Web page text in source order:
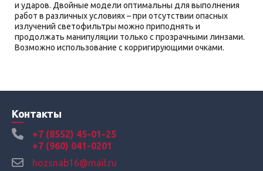
и ударов. Двойные модели оптимальны для выполнения
работ в различных условиях – при отсутствии опасных
излучений светофильтры можно приподнять и
продолжать манипуляции только с прозрачными линзами.
Возможно использование с корригирующими очками.
Контакты
+7 (8552) 45-01-25
+7 (960) 041-0201
hozsnab16@mail.ru